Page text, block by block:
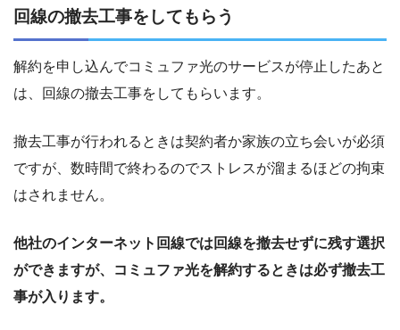
回線の撤去工事をしてもらう
解約を申し込んでコミュファ光のサービスが停止したあと
は、回線の撤去工事をしてもらいます。
撤去工事が行われるときは契約者か家族の立ち会いが必須
ですが、数時間で終わるのでストレスが溜まるほどの拘束
はされません。
他社のインターネット回線では回線を撤去せずに残す選択
ができますが、コミュファ光を解約するときは必ず撤去工
事が入ります。